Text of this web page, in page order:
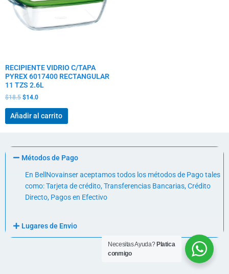
RECIPIENTE VIDRIO C/TAPA
PYREX 6017400 RECTANGULAR
11 TZS 2.6L
$18.5 $14.0
Añadir al carrito
Métodos de Pago
En BellNovainser aceptamos todos los métodos de Pago tales
como: Tarjeta de crédito, Transferencias Bancarias, Crédito
Directo, Pagos en Efectivo
Lugares de Envio
Necesitas Ayuda? Platica
conmigo